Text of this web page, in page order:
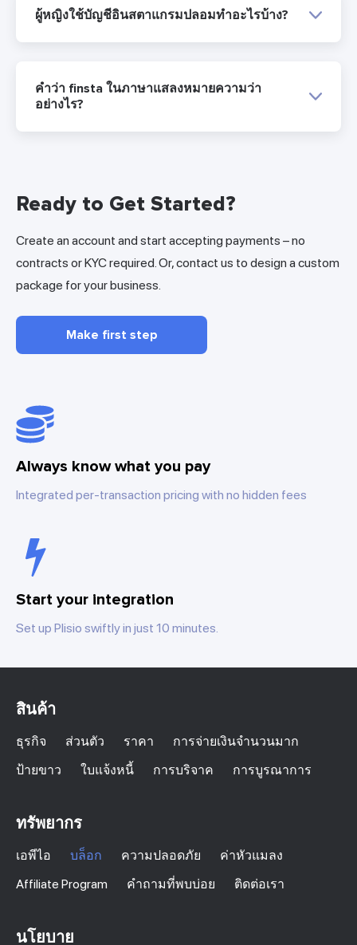
ผู้หญิงใช้บัญชีอินสตาแกรมปลอมทำอะไรบ้าง?
คำว่า finsta ในภาษาแสลงหมายความว่า
อย่างไร?
Ready to Get Started?
Create an account and start accepting payments – no
contracts or KYC required. Or, contact us to design a custom
package for your business.
Make first step
Always know what you pay
Integrated per-transaction pricing with no hidden fees
Start your integration
Set up Plisio swiftly in just 10 minutes.
สินค้า
ธุรกิจ ส่วนตัว ราคา
การจ่ายเงินจำนวนมาก
ป้ายขาว
ใบแจ้งหนี้ การบริจาค การบูรณาการ
ทรัพยากร
เอพีไอ บล็อก ความปลอดภัย
ค่าหัวแมลง
Affiliate Program
คำถามที่พบบ่อย ติดต่อเรา
นโยบาย